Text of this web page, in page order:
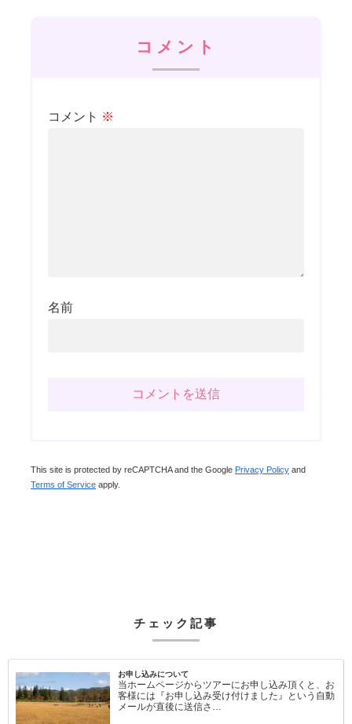
コメント
コメント ※
名前
This site is protected by reCAPTCHA and the Google Privacy Policy and
Terms of Service apply.
チェック記事
お申し込みについて
当ホームページからツアーにお申し込み頂くと、お
客様には『お申し込み受け付けました』という自動
メールが直後に送信さ…